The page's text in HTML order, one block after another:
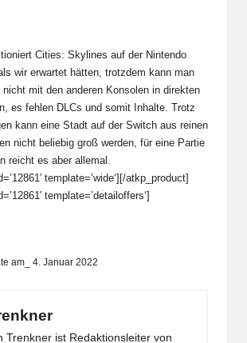
Cities: Skylines auf der Nintendo
wir erwartet hätten, trotzdem kann man
nicht mit den anderen Konsolen in direkten
es fehlen DLCs und somit Inhalte. Trotz
kann eine Stadt auf der Switch aus reinen
nicht beliebig groß werden, für eine Partie
reicht es aber allemal.
template=’wide‘][/atkp_product]
template=’detailoffers‘]
am_ 4. Januar 2022
Trenkner ist Redaktionsleiter von